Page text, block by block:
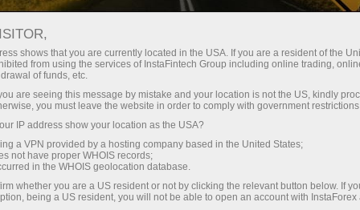
Фундаментальный анализ
14.05.2026 21:43
Какими будут первые действия
Уорша?
shows that you are currently located in the USA. If you are a resident of the
from using the services of InstaFintech Group including online trading,
of funds, etc.
are seeing this message by mistake and your location is not the US, kindly
you must leave the website in order to comply with government
IP address show your location as the USA?
a VPN provided by a hosting company based in the United States;
not have proper WHOIS records;
in the WHOIS geolocation database.
whether you are a US resident or not by clicking the relevant button below. If
being a US resident, you will not be able to open an account with InstaForex